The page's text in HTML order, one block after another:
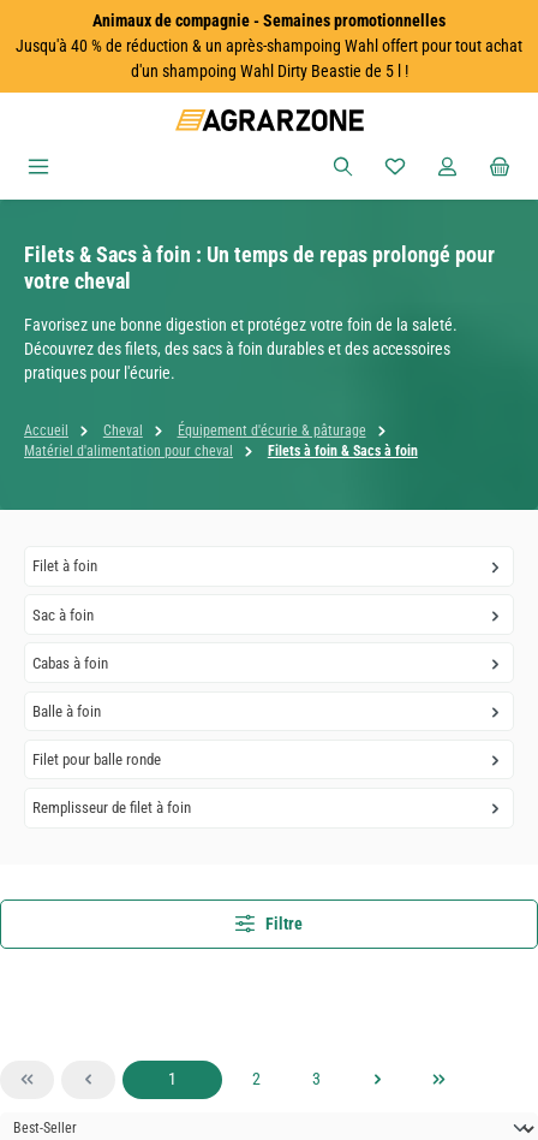
Passer au contenu principalAnimaux de compagnie - Semaines promotionnelles
Jusqu'à 40 % de réduction & un après-shampoing Wahl offert pour tout achat
d'un shampoing Wahl Dirty Beastie de 5 l !
Vous avez 0
Filets & Sacs à foin : Un temps de repas prolongé pour
votre cheval
Favorisez une bonne digestion et protégez votre foin de la saleté.
Découvrez des filets, des sacs à foin durables et des accessoires
pratiques pour l'écurie.
Accueil Cheval
Équipement d'écurie & pâturage
Matériel d'alimentation pour cheval
Filets à foin & Sacs à foin
Filet à foin
Sac à foin
Cabas à foin
Balle à foin
Filet pour balle ronde
Remplisseur de filet à foin
Filtre
Page
1 Page
2 Page
3